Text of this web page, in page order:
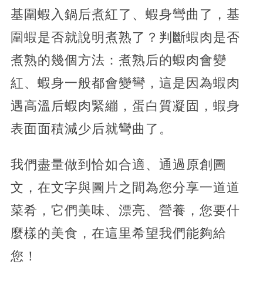
基圍蝦入鍋后煮紅了、蝦身彎曲了，基
圍蝦是否就說明煮熟了？判斷蝦肉是否
煮熟的幾個方法：煮熟后的蝦肉會變
紅、蝦身一般都會變彎，這是因為蝦肉
遇高溫后蝦肉緊繃，蛋白質凝固，蝦身
表面面積減少后就彎曲了。
我們盡量做到恰如合適、通過原創圖
文，在文字與圖片之間為您分享一道道
菜肴，它們美味、漂亮、營養，您要什
麼樣的美食，在這里希望我們能夠給
您！